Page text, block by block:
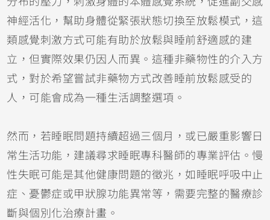
神經活化，幫助身體從緊張狀態切換至放鬆模式，這
類感覺刺激方式可能有助於放鬆與睡前舒適感的建
立，但實際效果仍因人而異。這種非藥物性的介入方
式，對於希望嘗試非藥物方式改善睡前放鬆感受的
人，可能會成為一種生活調整選項。
然而，若睡眠問題持續超過三個月，或已嚴重影響日
常生活功能，建議尋求睡眠專科醫師的專業評估。慢
性失眠可能是其他健康問題的徵兆，如睡眠呼吸中止
症、憂鬱症或甲狀腺功能異常等，需要完整的醫療診
斷與個別化治療計畫。